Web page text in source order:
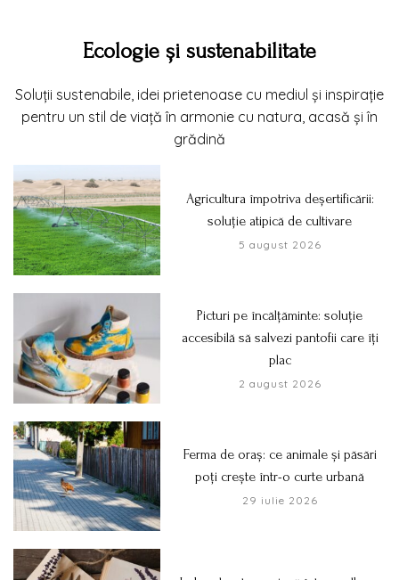
Ecologie și sustenabilitate
Soluții sustenabile, idei prietenoase cu mediul și inspirație
pentru un stil de viață în armonie cu natura, acasă și în
grădină
Agricultura împotriva deșertificării:
soluție atipică de cultivare
5 august 2026
Picturi pe încălțăminte: soluție
accesibilă să salvezi pantofii care îți
plac
2 august 2026
Ferma de oraș: ce animale și păsări
poți crește într-o curte urbană
29 iulie 2026